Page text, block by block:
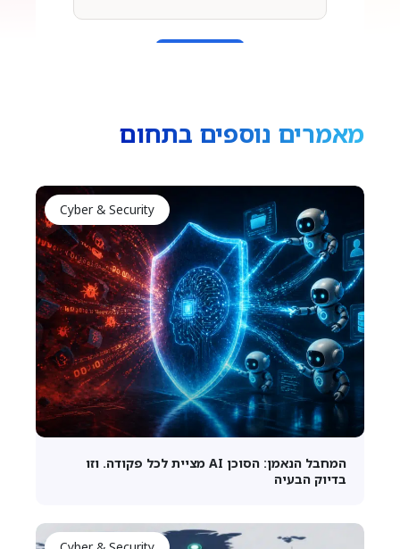
מאמרים נוספים בתחום
Cyber & Security
המחבל הנאמן: הסוכן AI מציית לכל פקודה. וזו
בדיוק הבעיה